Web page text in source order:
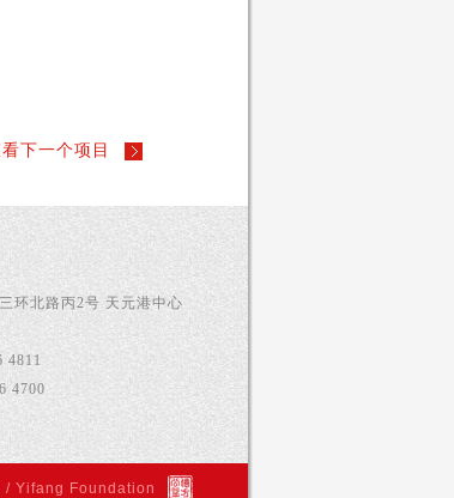
下一个项目
环北路丙2号 天元港中心
4811
4700
Yifang Foundation